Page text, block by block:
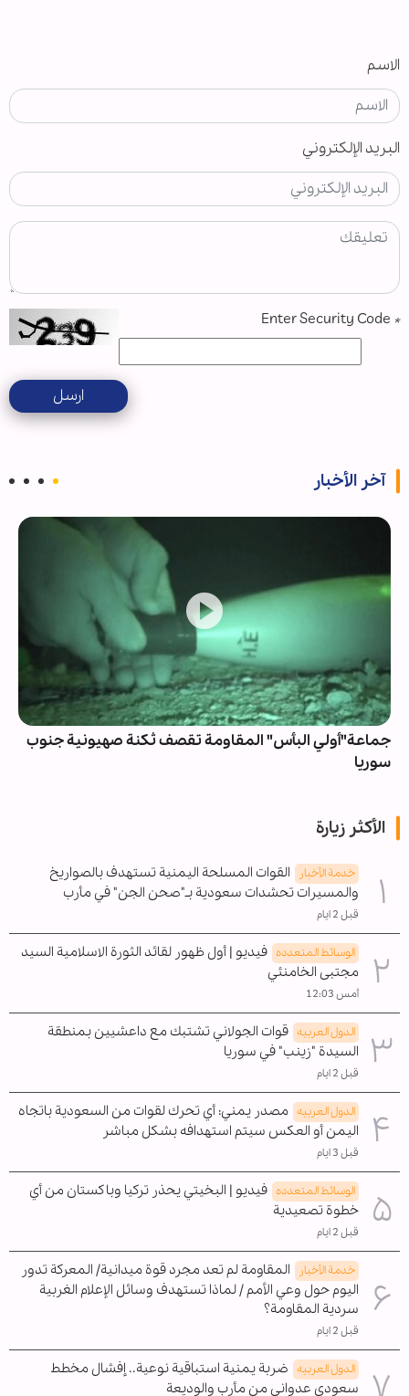
الاسم
البريد الإلكتروني
*
ارسل
آخر الأخبار
جماعة"أولي البأس" المقاومة تقصف ثكنة صهيونية جنوب
سوريا
الأكثر زيارة
خدمة الأخبار
القوات المسلحة اليمنية تستهدف بالصواريخ
والمسيرات تحشدات سعودية بـ"صحن الجن" في مأرب
قبل 2 ايام
الوسائط المتعدده فيديو | أول ظهور لقائد الثورة الاسلامية السيد
مجتبى الخامنئي
أمس 12:03
الدول العربیه قوات الجولاني تشتبك مع داعشيين بمنطقة
السيدة "زينب" في سوريا
قبل 2 ايام
الدول العربیه مصدر يمني: أي تحرك لقوات من السعودية باتجاه
اليمن أو العكس سيتم استهدافه بشكل مباشر
قبل 3 ايام
الوسائط المتعدده فيديو | البخيتي يحذر تركيا وباكستان من أي
خطوة تصعيدية
قبل 2 ايام
خدمة الأخبار
المقاومة لم تعد مجرد قوة ميدانية/ المعركة تدور
اليوم حول وعي الأمم / لماذا تستهدف وسائل الإعلام الغربية
سردية المقاومة؟
قبل 2 ايام
الدول العربیه ضربة يمنية استباقية نوعية.. إفشال مخطط
سعودي عدواني من مأرب والوديعة